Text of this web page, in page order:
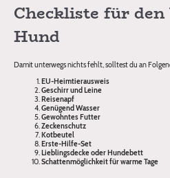
Checkliste für
Hund
Damit unterwegs nichts fehlt, solltest du an
EU-Heimtierausweis
Geschirr und Leine
Reisenapf
Genügend Wasser
Gewohntes Futter
Zeckenschutz
Kotbeutel
Erste-Hilfe-Set
Lieblingsdecke oder Hundebett
Schattenmöglichkeit für warme Tage